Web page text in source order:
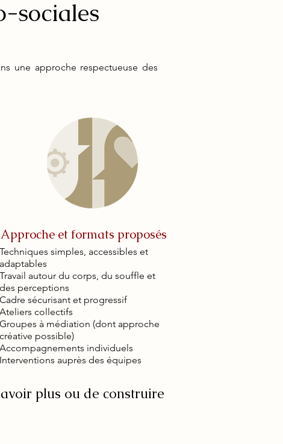
sociales
une approche respectueuse des
Approche et formats proposés
Techniques simples, accessibles et
adaptables
Travail autour du corps, du souffle et
des perceptions
Cadre sécurisant et progressif
Ateliers collectifs
Groupes à médiation (dont approche
créative possible)
Accompagnements individuels
Interventions auprès des équipes
plus ou de construire